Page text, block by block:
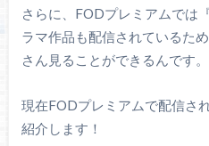
さらに、FODプレミアムでは
ラマ作品も配信されているた
さん見ることができるんです。
現在FODプレミアムで配信さ
紹介します！